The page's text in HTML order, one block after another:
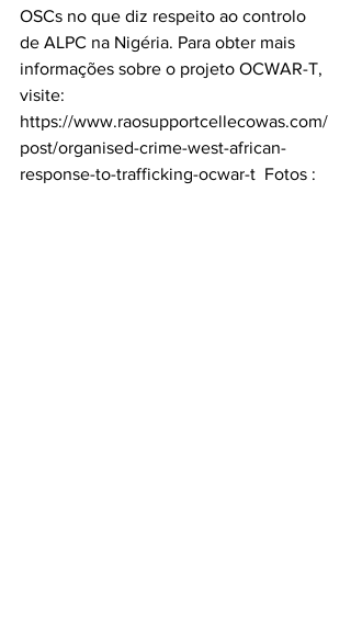
OSCs no que diz respeito ao controlo
de ALPC na Nigéria. Para obter mais
informações sobre o projeto OCWAR-T,
visite:
https://www.raosupportcellecowas.com/
post/organised-crime-west-african-
response-to-trafficking-ocwar-t  Fotos :